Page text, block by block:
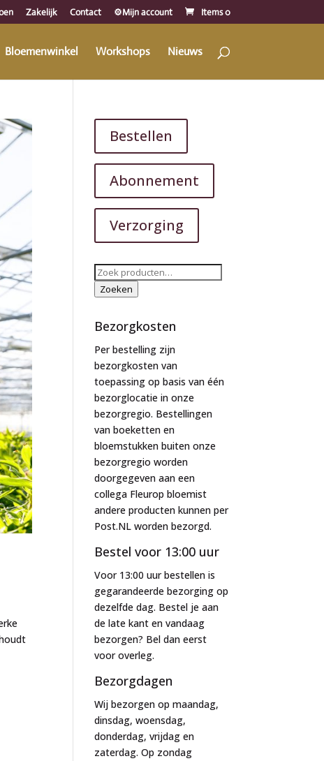
Zakelijk Contact ⚙️Mijn account Items 0
Bloemenwinkel Workshops Nieuws
Bestellen
Abonnement
Verzorging
Zoeken
naar:
Zoeken
Bezorgkosten
Per bestelling zijn
bezorgkosten van
toepassing op basis van één
bezorglocatie in onze
bezorgregio. Bestellingen
van boeketten en
bloemstukken buiten onze
bezorgregio worden
doorgegeven aan een
collega Fleurop bloemist
andere producten kunnen per
Post.NL worden bezorgd.
Bestel voor 13:00 uur
Voor 13:00 uur bestellen is
gegarandeerde bezorging op
dezelfde dag. Bestel je aan
de late kant en vandaag
bezorgen? Bel dan eerst
voor overleg.
Bezorgdagen
Wij bezorgen op maandag,
dinsdag, woensdag,
donderdag, vrijdag en
zaterdag. Op zondag